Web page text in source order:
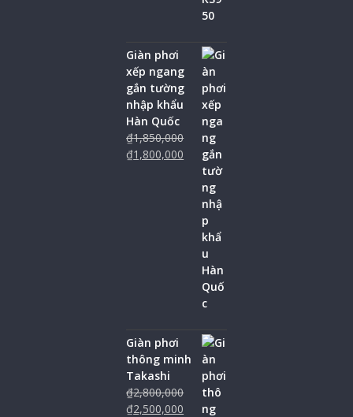
Giàn phơi
xếp ngang
gắn tường
nhập khẩu
Hàn Quốc
₫1,850,000
₫1,800,000
Giàn phơi
thông minh
Takashi
₫2,800,000
₫2,500,000